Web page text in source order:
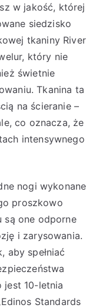
w jakość, której
siedzisko
tkaniny River
który nie
świetnie
Tkanina ta
na ścieranie –
co oznacza, że
intensywnego
nogi wykonane
proszkowo
są one odporne
i zarysowania.
aby spełniać
jest 10-letnia
Standards